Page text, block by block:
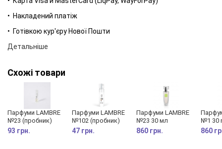
• Накладений платіж
• Готівкою кур'єру Нової Пошти
Детальніше
Схожі товари
Парфуми LAMBRE
№23 (пробник)
93 грн.
Парфуми LAMBRE
№102 (пробник)
47 грн.
Парфуми LAMBRE
№23 30 мл
860 грн.
№1 30
860